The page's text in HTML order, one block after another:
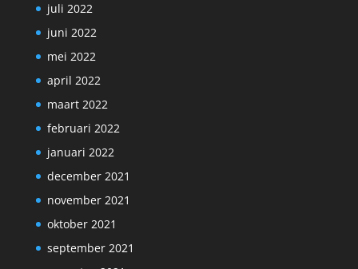
juli 2022
juni 2022
mei 2022
april 2022
maart 2022
februari 2022
januari 2022
december 2021
november 2021
oktober 2021
september 2021